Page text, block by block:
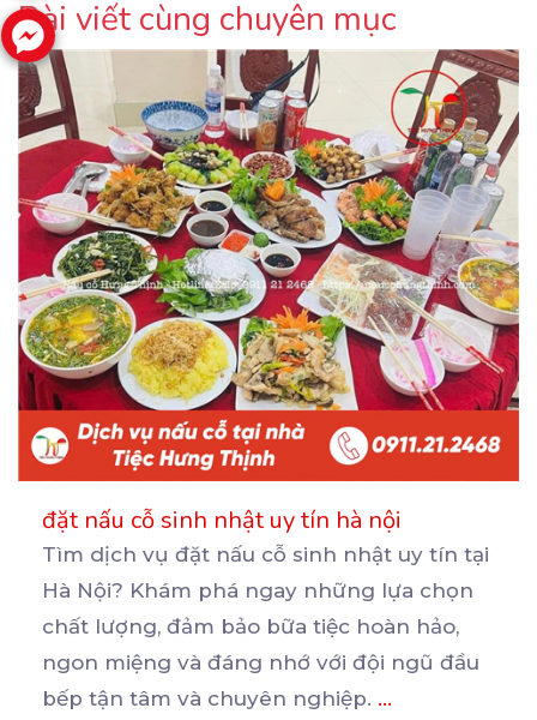
Bài viết cùng chuyên mục
đặt nấu cỗ sinh nhật uy tín hà nội
Tìm dịch vụ đặt nấu cỗ sinh nhật uy tín tại
Hà Nội? Khám phá ngay những lựa chọn
chất lượng, đảm bảo bữa tiệc hoàn hảo,
ngon miệng và đáng nhớ với đội ngũ đầu
bếp tận tâm và chuyên nghiệp. ...